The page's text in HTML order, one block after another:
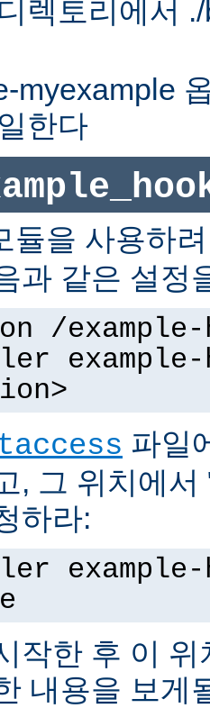
렉토리에서
myexample
한다
듈을 사용하
과 같은 설정
/
파일
, 그 위치에
하라:
작한 후 이
내용을 보게